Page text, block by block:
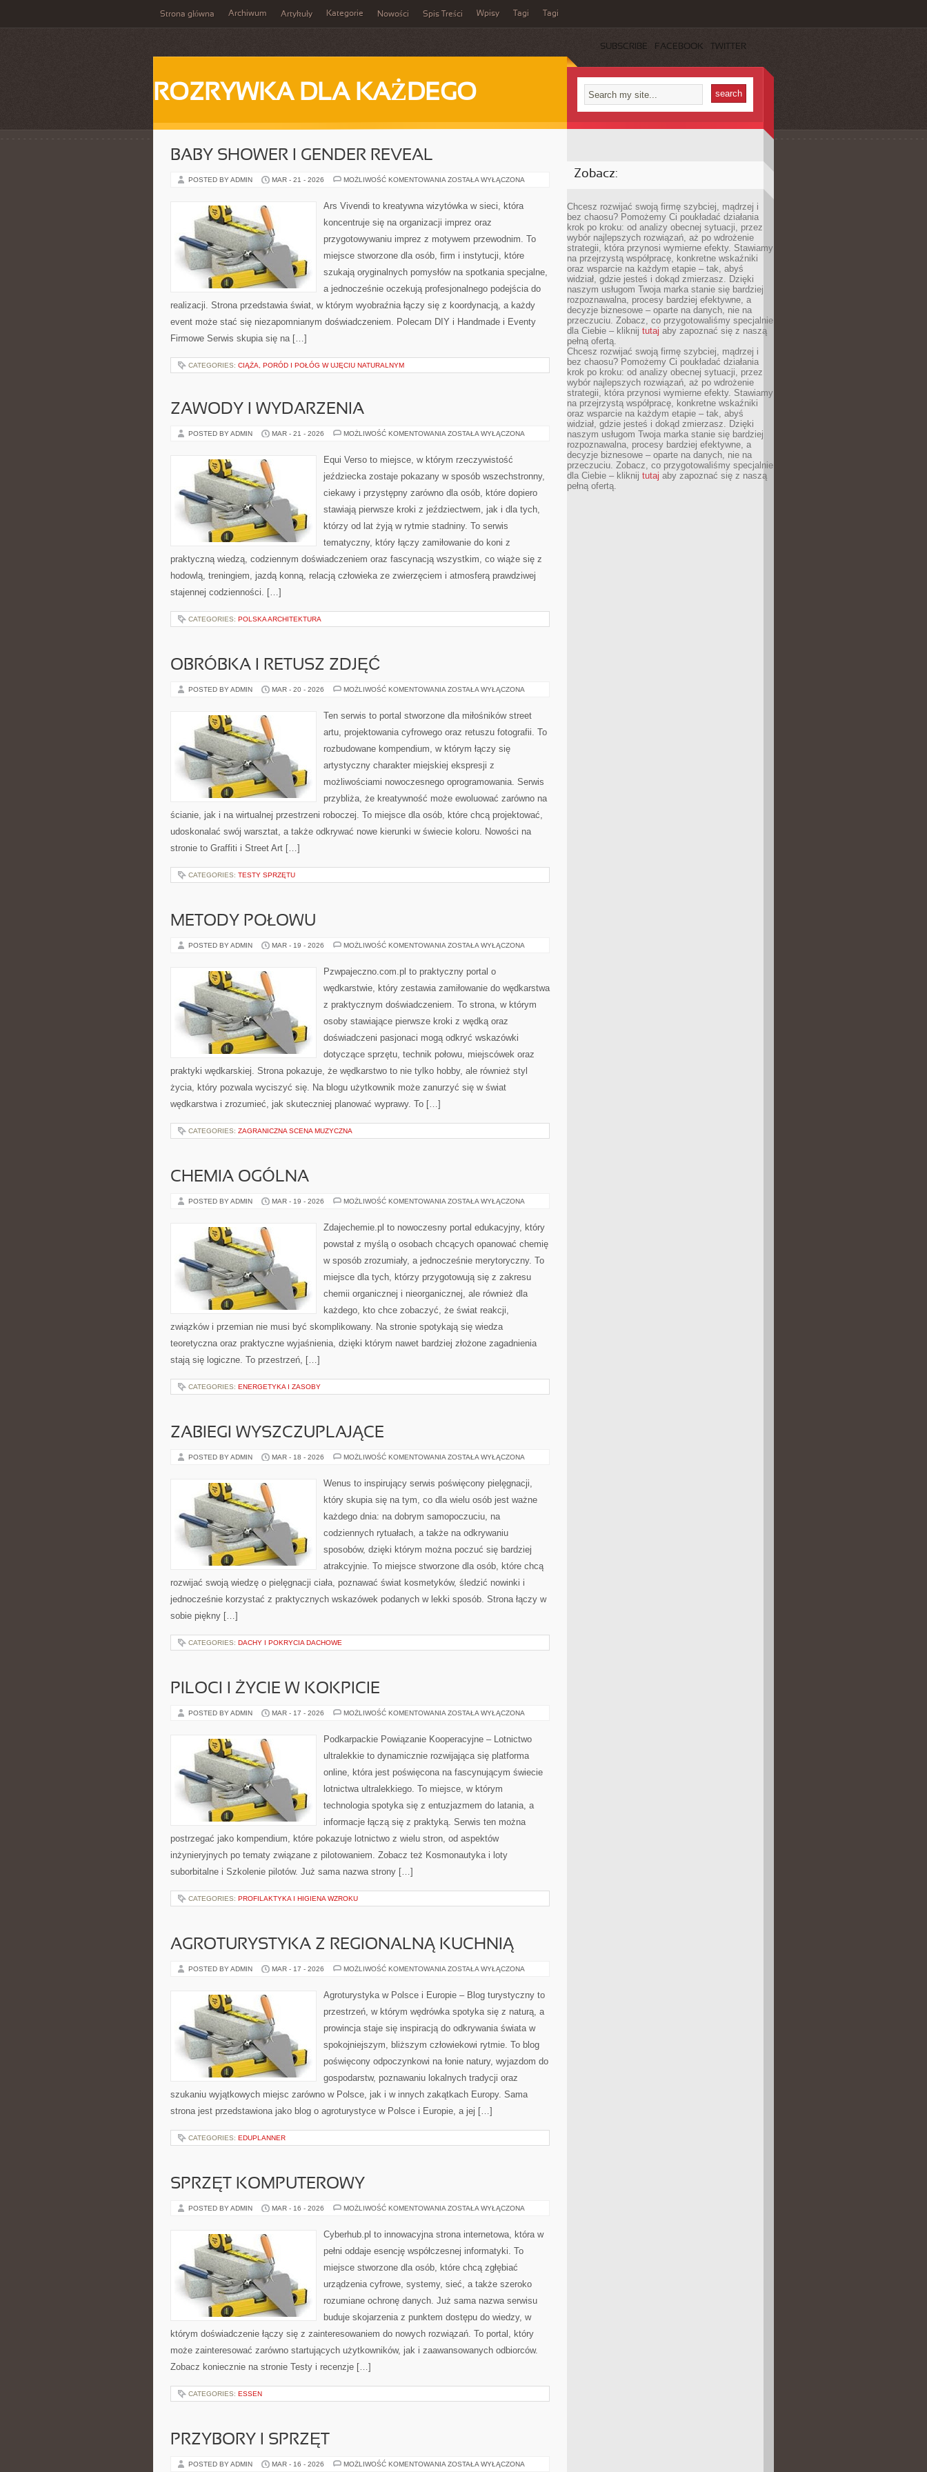
Strona główna Archiwum Artykuły Kategorie Nowości Spis Treści Wpisy Tagi Tagi
SUBSCRIBE FACEBOOK TWITTER
ROZRYWKA DLA KAŻDEGO
BABY SHOWER I GENDER REVEAL
POSTED BY ADMIN MAR - 21 - 2026 MOŻLIWOŚĆ KOMENTOWANIA BABY
GENDER
REVEAL
ZOSTAŁA WYŁĄCZONA
Ars Vivendi to kreatywna wizytówka w sieci, która
koncentruje się na organizacji imprez oraz
przygotowywaniu imprez z motywem przewodnim. To
miejsce stworzone dla osób, firm i instytucji, które
szukają oryginalnych pomysłów na spotkania specjalne,
a jednocześnie oczekują profesjonalnego podejścia do
realizacji. Strona przedstawia świat, w którym wyobraźnia łączy się z koordynacją, a każdy
event może stać się niezapomnianym doświadczeniem. Polecam DIY i Handmade i Eventy
Firmowe Serwis skupia się na […]
CATEGORIES: CIĄŻA, PORÓD I POŁÓG W UJĘCIU NATURALNYM
ZAWODY I WYDARZENIA
POSTED BY ADMIN MAR - 21 - 2026 MOŻLIWOŚĆ KOMENTOWANIA ZAWODY
ZOSTAŁA WYŁĄCZONA
Equi Verso to miejsce, w którym rzeczywistość
jeździecka zostaje pokazany w sposób wszechstronny,
ciekawy i przystępny zarówno dla osób, które dopiero
stawiają pierwsze kroki z jeździectwem, jak i dla tych,
którzy od lat żyją w rytmie stadniny. To serwis
tematyczny, który łączy zamiłowanie do koni z
praktyczną wiedzą, codziennym doświadczeniem oraz fascynacją wszystkim, co wiąże się z
hodowlą, treningiem, jazdą konną, relacją człowieka ze zwierzęciem i atmosferą prawdziwej
stajennej codzienności. […]
CATEGORIES: POLSKA ARCHITEKTURA
OBRÓBKA I RETUSZ ZDJĘĆ
POSTED BY ADMIN MAR - 20 - 2026 MOŻLIWOŚĆ KOMENTOWANIA OBRÓBKA
ZDJĘĆ
ZOSTAŁA WYŁĄCZONA
Ten serwis to portal stworzone dla miłośników street
artu, projektowania cyfrowego oraz retuszu fotografii. To
rozbudowane kompendium, w którym łączy się
artystyczny charakter miejskiej ekspresji z
możliwościami nowoczesnego oprogramowania. Serwis
przybliża, że kreatywność może ewoluować zarówno na
ścianie, jak i na wirtualnej przestrzeni roboczej. To miejsce dla osób, które chcą projektować,
udoskonalać swój warsztat, a także odkrywać nowe kierunki w świecie koloru. Nowości na
stronie to Graffiti i Street Art […]
CATEGORIES: TESTY SPRZĘTU
METODY POŁOWU
POSTED BY ADMIN MAR - 19 - 2026 MOŻLIWOŚĆ KOMENTOWANIA METODY
ZOSTAŁA WYŁĄCZONA
Pzwpajeczno.com.pl to praktyczny portal o
wędkarstwie, który zestawia zamiłowanie do wędkarstwa
z praktycznym doświadczeniem. To strona, w którym
osoby stawiające pierwsze kroki z wędką oraz
doświadczeni pasjonaci mogą odkryć wskazówki
dotyczące sprzętu, technik połowu, miejscówek oraz
praktyki wędkarskiej. Strona pokazuje, że wędkarstwo to nie tylko hobby, ale również styl
życia, który pozwala wyciszyć się. Na blogu użytkownik może zanurzyć się w świat
wędkarstwa i zrozumieć, jak skuteczniej planować wyprawy. To […]
CATEGORIES: ZAGRANICZNA SCENA MUZYCZNA
CHEMIA OGÓLNA
POSTED BY ADMIN MAR - 19 - 2026 MOŻLIWOŚĆ KOMENTOWANIA CHEMIA
ZOSTAŁA WYŁĄCZONA
Zdajechemie.pl to nowoczesny portal edukacyjny, który
powstał z myślą o osobach chcących opanować chemię
w sposób zrozumiały, a jednocześnie merytoryczny. To
miejsce dla tych, którzy przygotowują się z zakresu
chemii organicznej i nieorganicznej, ale również dla
każdego, kto chce zobaczyć, że świat reakcji,
związków i przemian nie musi być skomplikowany. Na stronie spotykają się wiedza
teoretyczna oraz praktyczne wyjaśnienia, dzięki którym nawet bardziej złożone zagadnienia
stają się logiczne. To przestrzeń, […]
CATEGORIES: ENERGETYKA I ZASOBY
ZABIEGI WYSZCZUPLAJĄCE
POSTED BY ADMIN MAR - 18 - 2026 MOŻLIWOŚĆ KOMENTOWANIA ZABIEGI
ZOSTAŁA WYŁĄCZONA
Wenus to inspirujący serwis poświęcony pielęgnacji,
który skupia się na tym, co dla wielu osób jest ważne
każdego dnia: na dobrym samopoczuciu, na
codziennych rytuałach, a także na odkrywaniu
sposobów, dzięki którym można poczuć się bardziej
atrakcyjnie. To miejsce stworzone dla osób, które chcą
rozwijać swoją wiedzę o pielęgnacji ciała, poznawać świat kosmetyków, śledzić nowinki i
jednocześnie korzystać z praktycznych wskazówek podanych w lekki sposób. Strona łączy w
sobie piękny […]
CATEGORIES: DACHY I POKRYCIA DACHOWE
PILOCI I ŻYCIE W KOKPICIE
POSTED BY ADMIN MAR - 17 - 2026 MOŻLIWOŚĆ KOMENTOWANIA PILOCI
KOKPICIE
ZOSTAŁA WYŁĄCZONA
Podkarpackie Powiązanie Kooperacyjne – Lotnictwo
ultralekkie to dynamicznie rozwijająca się platforma
online, która jest poświęcona na fascynującym świecie
lotnictwa ultralekkiego. To miejsce, w którym
technologia spotyka się z entuzjazmem do latania, a
informacje łączą się z praktyką. Serwis ten można
postrzegać jako kompendium, które pokazuje lotnictwo z wielu stron, od aspektów
inżynieryjnych po tematy związane z pilotowaniem. Zobacz też Kosmonautyka i loty
suborbitalne i Szkolenie pilotów. Już sama nazwa strony […]
CATEGORIES: PROFILAKTYKA I HIGIENA WZROKU
AGROTURYSTYKA Z REGIONALNĄ KUCHNIĄ
POSTED BY ADMIN MAR - 17 - 2026 MOŻLIWOŚĆ KOMENTOWANIA AGROTURYSTYKA
KUCHNIĄ
ZOSTAŁA WYŁĄCZONA
Agroturystyka w Polsce i Europie – Blog turystyczny to
przestrzeń, w którym wędrówka spotyka się z naturą, a
prowincja staje się inspiracją do odkrywania świata w
spokojniejszym, bliższym człowiekowi rytmie. To blog
poświęcony odpoczynkowi na łonie natury, wyjazdom do
gospodarstw, poznawaniu lokalnych tradycji oraz
szukaniu wyjątkowych miejsc zarówno w Polsce, jak i w innych zakątkach Europy. Sama
strona jest przedstawiona jako blog o agroturystyce w Polsce i Europie, a jej […]
CATEGORIES: EDUPLANNER
SPRZĘT KOMPUTEROWY
POSTED BY ADMIN MAR - 16 - 2026 MOŻLIWOŚĆ KOMENTOWANIA SPRZĘT
ZOSTAŁA WYŁĄCZONA
Cyberhub.pl to innowacyjna strona internetowa, która w
pełni oddaje esencję współczesnej informatyki. To
miejsce stworzone dla osób, które chcą zgłębiać
urządzenia cyfrowe, systemy, sieć, a także szeroko
rozumiane ochronę danych. Już sama nazwa serwisu
buduje skojarzenia z punktem dostępu do wiedzy, w
którym doświadczenie łączy się z zainteresowaniem do nowych rozwiązań. To portal, który
może zainteresować zarówno startujących użytkowników, jak i zaawansowanych odbiorców.
Zobacz koniecznie na stronie Testy i recenzje […]
CATEGORIES: ESSEN
PRZYBORY I SPRZĘT
POSTED BY ADMIN MAR - 16 - 2026 MOŻLIWOŚĆ KOMENTOWANIA PRZYBORY
ZOSTAŁA WYŁĄCZONA
Zobacz:
Chcesz rozwijać swoją firmę szybciej, mądrzej i
bez chaosu? Pomożemy Ci poukładać działania
krok po kroku: od analizy obecnej sytuacji, przez
wybór najlepszych rozwiązań, aż po wdrożenie
strategii, która przynosi wymierne efekty. Stawiamy
na przejrzystą współpracę, konkretne wskaźniki
oraz wsparcie na każdym etapie – tak, abyś
widział, gdzie jesteś i dokąd zmierzasz. Dzięki
naszym usługom Twoja marka stanie się bardziej
rozpoznawalna, procesy bardziej efektywne, a
decyzje biznesowe – oparte na danych, nie na
przeczuciu. Zobacz, co przygotowaliśmy specjalnie
dla Ciebie – kliknij tutaj aby zapoznać się z naszą
pełną ofertą.
Chcesz rozwijać swoją firmę szybciej, mądrzej i
bez chaosu? Pomożemy Ci poukładać działania
krok po kroku: od analizy obecnej sytuacji, przez
wybór najlepszych rozwiązań, aż po wdrożenie
strategii, która przynosi wymierne efekty. Stawiamy
na przejrzystą współpracę, konkretne wskaźniki
oraz wsparcie na każdym etapie – tak, abyś
widział, gdzie jesteś i dokąd zmierzasz. Dzięki
naszym usługom Twoja marka stanie się bardziej
rozpoznawalna, procesy bardziej efektywne, a
decyzje biznesowe – oparte na danych, nie na
przeczuciu. Zobacz, co przygotowaliśmy specjalnie
dla Ciebie – kliknij tutaj aby zapoznać się z naszą
pełną ofertą.